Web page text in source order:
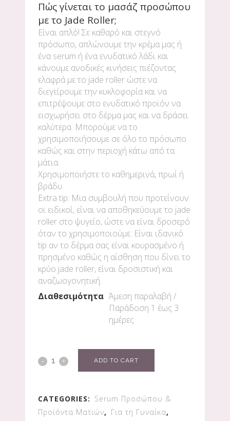
Πώς γίνεται το μασάζ προσώπου
με το Jade Roller;
Είναι απλό! Σε καθαρό και στεγνό
πρόσωπο, απλώνουμε την κρέμα μας ή
ένα serum ή ένα ενυδατικό λάδι και
κάνουμε ανοδικές κινήσεις πιέζοντας
ελαφρά με το jade roller ώστε να
διεγείρουμε την κυκλοφορία και να
επιτρέψουμε στο ενυδατικό προϊόν να
εισχωρήσει στο δέρμα μας και να δράσει
καλύτερα. Μπορούμε να το
χρησιμοποιήσουμε σε όλο το πρόσωπο
καθώς και στην περιοχή κάτω από τα
μάτια.
Χρησιμοποιήστε το καθημερινά, πρωί ή
βράδυ.
Εxtra tip: Μια συμβουλή που προτείνουν
οι ειδικοί, είναι να αποθηκεύουμε το jade
roller στο ψυγείο, ώστε να είναι δροσερό
όταν το χρησιμοποιούμε. Είναι ιδανικό
tip αν το δέρμα σας είναι κουρασμένο ή
πρησμένο καθώς η αίσθηση που δίνει το
κρύο jade roller, είναι δροσιστική και
αναζωογονητική.
Διαθεσιμότητα Άμεση παραλαβή /
Παράδoση 1 έως 3
ημέρες
ADD TO CART
CATEGORIES: Serum Προσώπου &
Προϊόντα Ματιών, Για τη Γυναίκα,